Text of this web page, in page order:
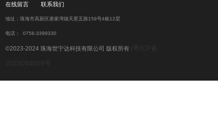
在线留言 联系我们
地址：珠海市高新区唐家湾镇天星五路159号4栋12层
电话： 0756-3399330
©2023-2024 珠海世宁达科技有限公司 版权所有